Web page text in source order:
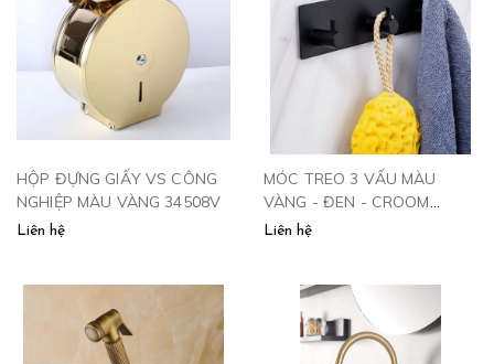
HỘP ĐỰNG GIẤY VS CÔNG
NGHIỆP MÀU VÀNG 34508V
Liên hệ
MÓC TREO 3 VẤU MÀU
VÀNG - ĐEN - CROOM
SN0614 CLEANMAX
Liên hệ